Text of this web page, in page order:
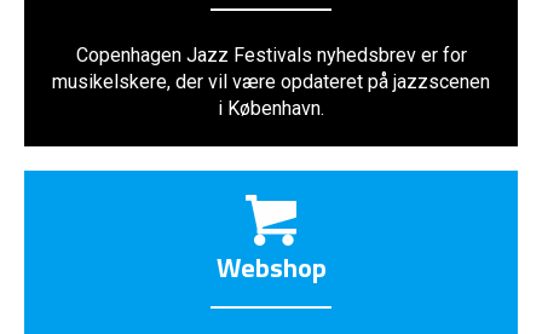
Copenhagen Jazz Festivals nyhedsbrev er for
musikelskere, der vil være opdateret på jazzscenen
i København.
Webshop